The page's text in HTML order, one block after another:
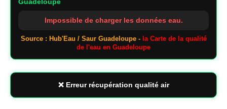
Impossible de charger les données eau.
Source : Hub'Eau / Saur Guadeloupe - la Carte de la qualité
de l'eau en Guadeloupe
❌ Erreur récupération qualité air